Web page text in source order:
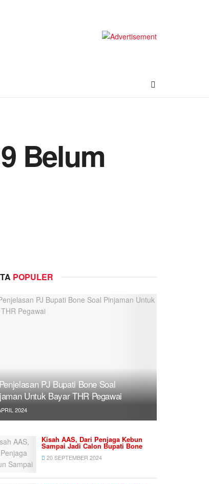
Belum
POPULER
PJ Bupati Bone Soal
Untuk Bayar THR Pegawai
2024
Kisah AAS, Dari Penjaga Kebun
Sampai Jadi Calon Bupati Bone
20 SEPTEMBER 2024